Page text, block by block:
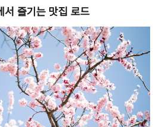
서 즐기는 맛집 로드